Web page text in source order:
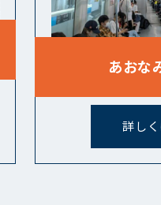
あおな
詳し